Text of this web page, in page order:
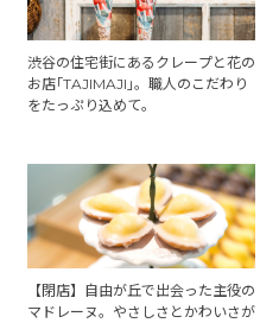
渋谷の住宅街にあるクレープと花の
お店｢TAJIMAJI｣。職人のこだわり
をたっぷり込めて。
【閉店】自由が丘で出会った主役の
マドレーヌ。やさしさとかわいさが